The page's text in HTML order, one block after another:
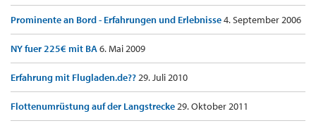
Prominente an Bord - Erfahrungen und Erlebnisse4. September 2006
NY fuer 225€ mit BA6. Mai 2009
Erfahrung mit Flugladen.de??29. Juli 2010
Flottenumrüstung auf der Langstrecke29. Oktober 2011